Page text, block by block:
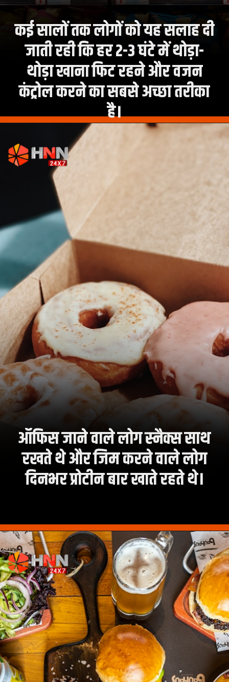
कई सालों तक लोगों को यह सलाह दी
जाती रही कि हर 2-3 घंटे में थोड़ा-
थोड़ा खाना फिट रहने और वजन
कंट्रोल करने का सबसे अच्छा तरीका
है।
ऑफिस जाने वाले लोग स्नैक्स साथ
रखते थे और जिम करने वाले लोग